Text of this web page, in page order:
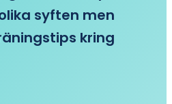
syften men
kring